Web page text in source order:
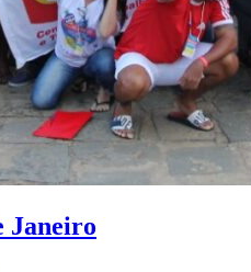
Janeiro